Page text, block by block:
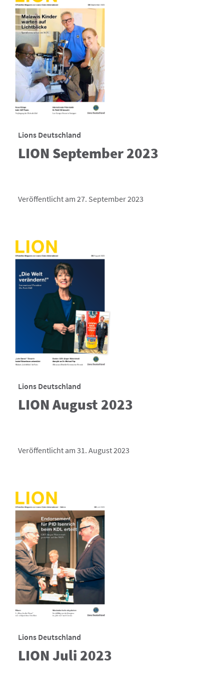
Lions Deutschland
LION September 2023
Veröffentlicht am 27. September 2023
Lions Deutschland
LION August 2023
Veröffentlicht am 31. August 2023
Lions Deutschland
LION Juli 2023